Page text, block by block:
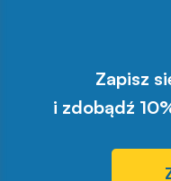
Zapisz
i zdobądź